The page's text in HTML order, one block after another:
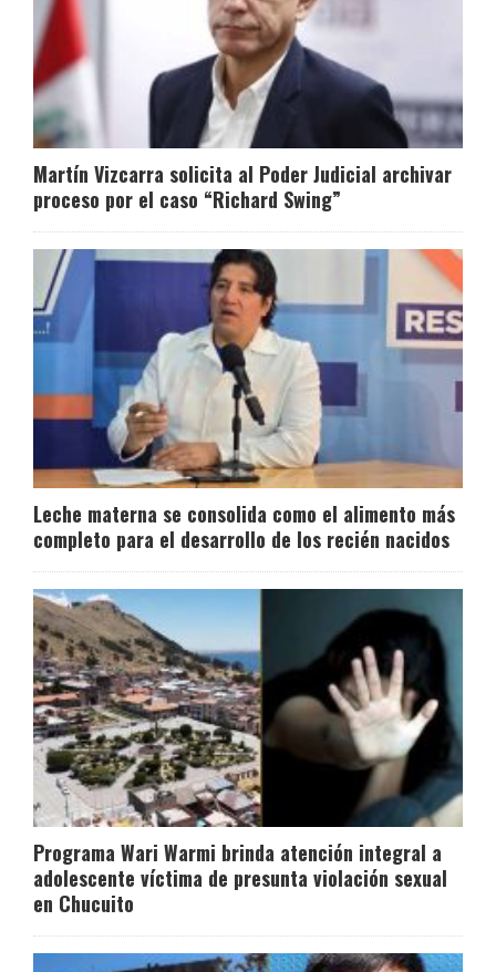
Martín Vizcarra solicita al Poder Judicial archivar
proceso por el caso “Richard Swing”
Leche materna se consolida como el alimento más
completo para el desarrollo de los recién nacidos
Programa Wari Warmi brinda atención integral a
adolescente víctima de presunta violación sexual
en Chucuito